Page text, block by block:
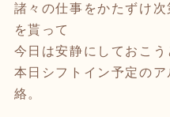
諸々の仕事をかたずけ
を貰って
今日は安静にしておこ
本日シフトイン予定の
絡。